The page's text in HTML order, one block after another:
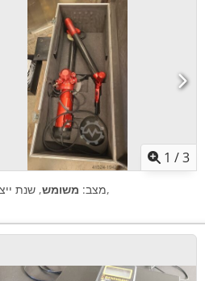
1 /3
מצב: משומש, שנת ,